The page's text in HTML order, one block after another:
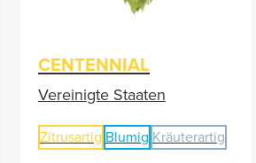
CENTENNIAL
Vereinigte Staaten
Zitrusartig Blumig Kräuterartig